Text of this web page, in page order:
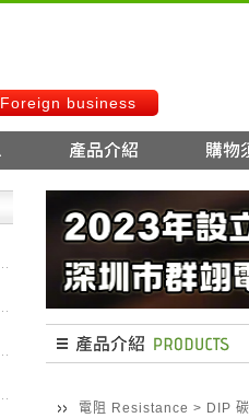
Foreign business
電阻 Resistance > DIP